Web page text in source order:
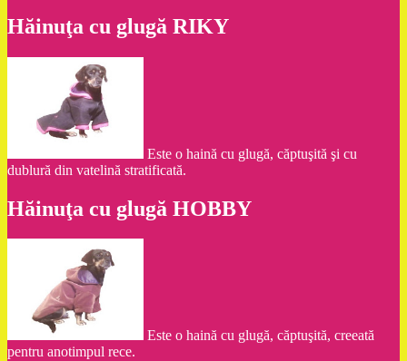
Hăinuţa cu glugă RIKY
Este o haină cu glugă, căptuşită şi cu
dublură din vatelină stratificată.
Hăinuţa cu glugă HOBBY
Este o haină cu glugă, căptuşită, creeată
pentru anotimpul rece.